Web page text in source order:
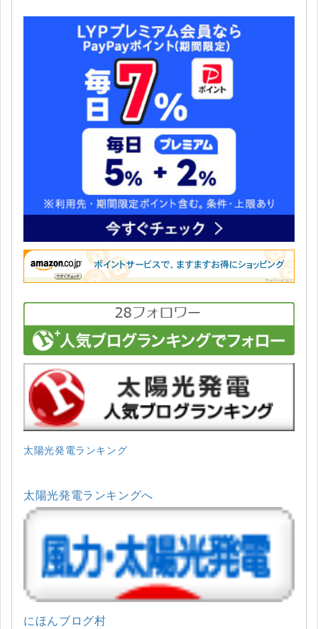
太陽光発電ランキング
太陽光発電ランキングへ
にほんブログ村